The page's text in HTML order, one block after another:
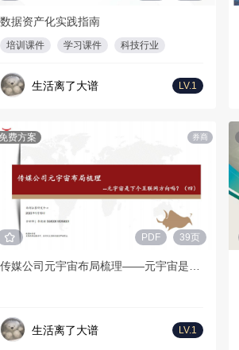
数据资产化实践指南
培训课件 学习课件 科技行业
生活离了大谱 LV.1
费方案 券商
PDF 39页
生活离了大谱 LV.1